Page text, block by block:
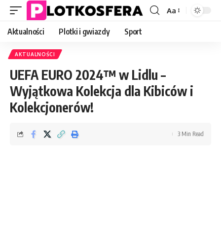
Font
Aa
Aktualności Plotki i gwiazdy Sport
AKTUALNOŚCI
UEFA EURO 2024™ w Lidlu –
Wyjątkowa Kolekcja dla Kibiców i
Kolekcjonerów!
3 Min Read